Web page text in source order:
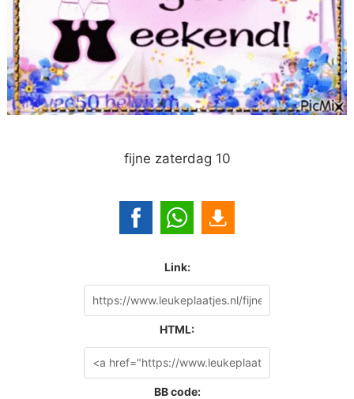
fijne zaterdag 10
Link:
HTML:
BB code: